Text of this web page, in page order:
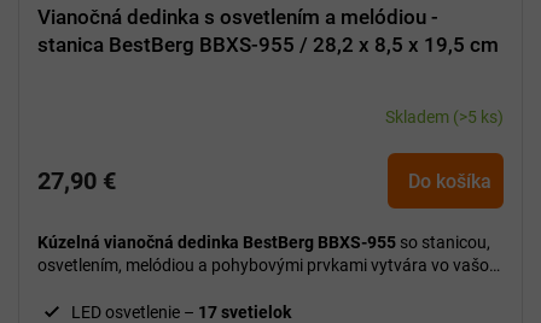
Vianočná dedinka s osvetlením a melódiou -
stanica BestBerg BBXS-955 / 28,2 x 8,5 x 19,5 cm
Skladem (>5 ks)
27,90 € Do košíka
Kúzelná vianočná dedinka BestBerg BBXS-955 so stanicou,
osvetlením, melódiou a pohybovými prvkami vytvára vo vašom
LED osvetlenie – 17 svetielok